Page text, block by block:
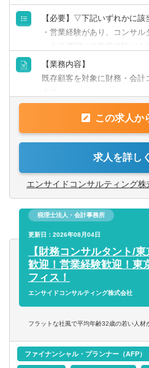
【必要】▽下記いずれかに該
・営業経験があり、コンサ
（中小企業をクライアントに
・経営企画経験のある方
・各種資格をお持ちの方
（簿記・中小企業診断士・
【業務内容】
既存顧客を対象に財務・会計
【具体的には】
・資金繰りの管理
・財務状況改善のための資
ケジュールなど）
・事業計画の見直しや策定支
【将来のキャリアパス】
・財務コンサルタントとして
・税務コンサル領域にもチャ
・新規事業立ち上げのための
あなたのやる気次第で様々な
この求人か
求人を詳し
エンサイドコンサルティング
税理士法人・会計事務所
更新日：2026年08月04日
【財務コンサルタント/
歓迎！営業経験歓迎！東
フィス！
エンサイドコンサルティング株式会社
フラットな社風で平均年齢32歳の若い人材
ファイナンシャル・プランナー（AFP）